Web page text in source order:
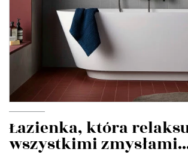
Łazienka, która
wszystkimi